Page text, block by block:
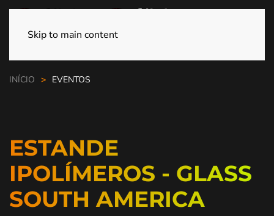
Skip to main content
INÍCIO EVENTOS
ESTANDE
IPOLÍMEROS - GLASS
SOUTH AMERICA